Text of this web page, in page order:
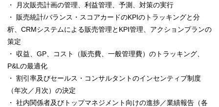
・ 月次販売計画の管理、利益管理、予測、対策の実行
・ 販売統計/バランス・スコアカードのKPIのトラッキングと分
析、CRMシステムによる販売管理とKPI管理、アクションプランの
策定
・ 収益、GP、コスト（販売費、一般管理費）のトラッキング、
P&Lの最適化
・ 割引率及びセールス・コンサルタントのインセンティブ制度
（年次／月次）の決定
・ 社内関係者及びトップマネジメント向けの進捗／業績報告（各